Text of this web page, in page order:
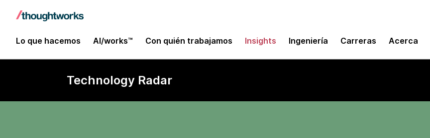
Lo que hacemos AI/works™ Con quién trabajamos Insights Ingeniería Carreras Acerca
Technology Radar